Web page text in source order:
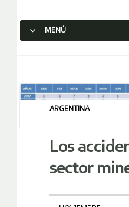
MENÚ
ARGENTINA
Los
sector